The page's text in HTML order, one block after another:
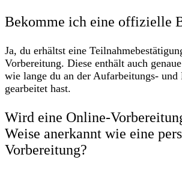
Bekomme ich eine offizielle
Ja, du erhältst eine
Vorbereitung. Diese enthält auch
wie lange du an der Aufarbeitungs- und
gearbeitet hast.
Wird eine Online-
Weise anerkannt wie eine
Vorbereitung?